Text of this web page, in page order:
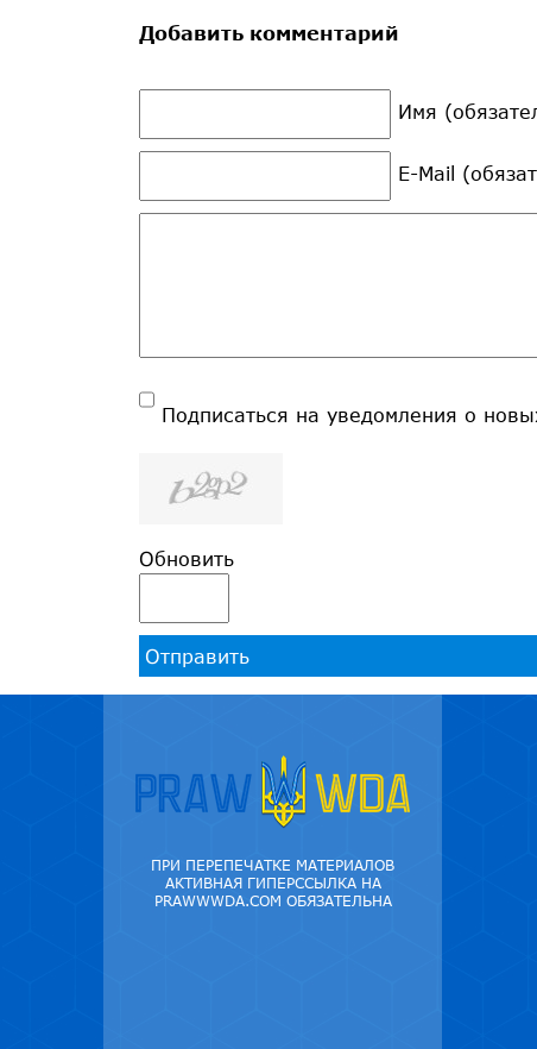
Добавить комментарий
Имя
E-Mail
Подписаться на уведомления о
Обновить
Отправить
ПРИ ПЕРЕПЕЧАТКЕ МАТЕРИАЛОВ
АКТИВНАЯ ГИПЕРССЫЛКА НА
PRAWWWDA.COM ОБЯЗАТЕЛЬНА